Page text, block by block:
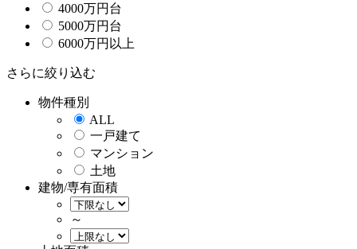
4000万円台
5000万円台
6000万円以上
さらに絞り込む
物件種別
ALL
一戸建て
マンション
土地
建物/専有面積
～